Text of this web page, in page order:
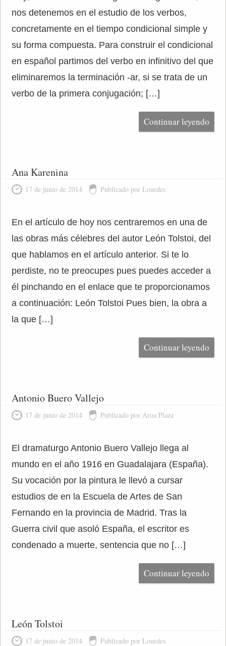
nos detenemos en el estudio de los verbos,
concretamente en el tiempo condicional simple y
su forma compuesta. Para construir el condicional
en español partimos del verbo en infinitivo del que
eliminaremos la terminación -ar, si se trata de un
verbo de la primera conjugación; […]
Continuar leyendo
Ana Karenina
17 de junio de 2014 Publicado por Lourdes
En el artículo de hoy nos centraremos en una de
las obras más célebres del autor León Tolstoi, del
que hablamos en el artículo anterior. Si te lo
perdiste, no te preocupes pues puedes acceder a
él pinchando en el enlace que te proporcionamos
a continuación: León Tolstoi Pues bien, la obra a
la que […]
Continuar leyendo
Antonio Buero Vallejo
17 de junio de 2014 Publicado por Aroa Plaza
El dramaturgo Antonio Buero Vallejo llega al
mundo en el año 1916 en Guadalajara (España).
Su vocación por la pintura le llevó a cursar
estudios de en la Escuela de Artes de San
Fernando en la provincia de Madrid. Tras la
Guerra civil que asoló España, el escritor es
condenado a muerte, sentencia que no […]
Continuar leyendo
León Tolstoi
17 de junio de 2014 Publicado por Lourdes